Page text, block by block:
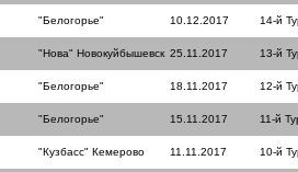
"Белогорье" 10.12.2017 14-й
"Нова" Новокуйбышевск 25.11.2017 13-й
"Белогорье" 18.11.2017 12-й
"Белогорье" 15.11.2017 11-й
"Кузбасс" Кемерово 11.11.2017 10-й